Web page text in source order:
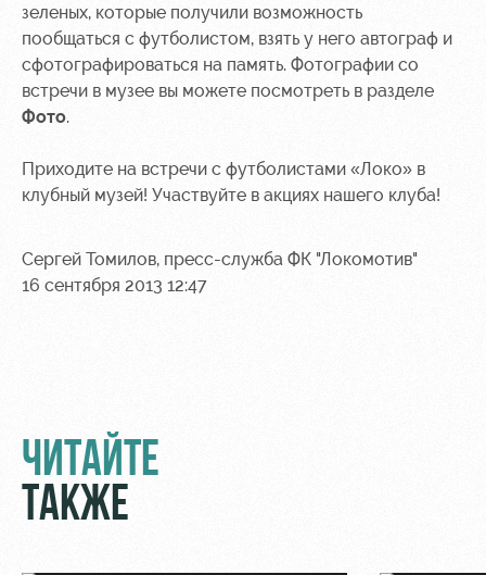
мероприятий
Аренда
полей
Ледовый
Занятия
спортом
Академия
Как
поступить
Контакты
Банковская
карта
«Локомотив»
Заставки
Карта
Программа
зеленых, которые получили возможность
пообщаться с футболистом, взять у него автограф и
сфотографироваться на память. Фотографии со
встречи в музее вы можете посмотреть в разделе
Фото.
Приходите на встречи с футболистами «Локо» в
клубный музей! Участвуйте в акциях нашего клуба!
Сергей Томилов, пресс-служба ФК "Локомотив"
16 сентября 2013 12:47
ЧИТАЙТЕ
ТАКЖЕ